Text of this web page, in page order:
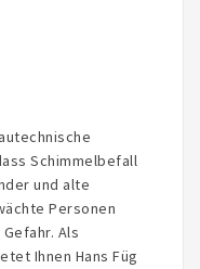
Schimmelbefall
und alte
Personen
Als
Ihnen Hans Füg